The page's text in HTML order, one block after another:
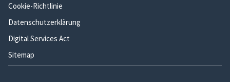
Cookie-Richtlinie
Datenschutzerklärung
Digital Services Act
Sitemap